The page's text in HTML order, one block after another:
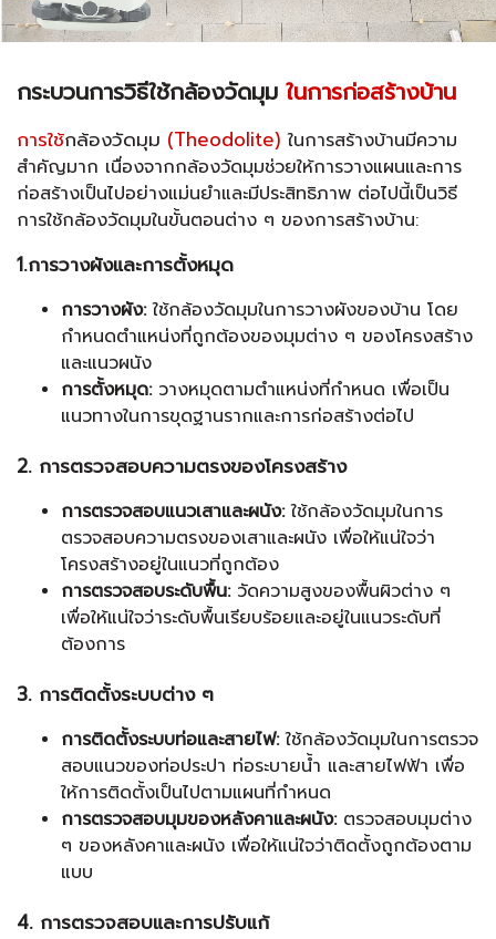
กระบวนการวิธีใช้กล้องวัดมุม ในการก่อสร้างบ้าน
การใช้กล้องวัดมุม (Theodolite) ในการสร้างบ้านมีความ
สำคัญมาก เนื่องจากกล้องวัดมุมช่วยให้การวางแผนและการ
ก่อสร้างเป็นไปอย่างแม่นยำและมีประสิทธิภาพ ต่อไปนี้เป็นวิธี
การใช้กล้องวัดมุมในขั้นตอนต่าง ๆ ของการสร้างบ้าน:
1.การวางผังและการตั้งหมุด
การวางผัง:ใช้กล้องวัดมุมในการวางผังของบ้าน โดย
กำหนดตำแหน่งที่ถูกต้องของมุมต่าง ๆ ของโครงสร้าง
และแนวผนัง
การตั้งหมุด:วางหมุดตามตำแหน่งที่กำหนด เพื่อเป็น
แนวทางในการขุดฐานรากและการก่อสร้างต่อไป
2. การตรวจสอบความตรงของโครงสร้าง
การตรวจสอบแนวเสาและผนัง:ใช้กล้องวัดมุมในการ
ตรวจสอบความตรงของเสาและผนัง เพื่อให้แน่ใจว่า
โครงสร้างอยู่ในแนวที่ถูกต้อง
การตรวจสอบระดับพื้น:วัดความสูงของพื้นผิวต่าง ๆ
เพื่อให้แน่ใจว่าระดับพื้นเรียบร้อยและอยู่ในแนวระดับที่
ต้องการ
3. การติดตั้งระบบต่าง ๆ
การติดตั้งระบบท่อและสายไฟ:ใช้กล้องวัดมุมในการตรวจ
สอบแนวของท่อประปา ท่อระบายน้ำ และสายไฟฟ้า เพื่อ
ให้การติดตั้งเป็นไปตามแผนที่กำหนด
การตรวจสอบมุมของหลังคาและผนัง:ตรวจสอบมุมต่าง
ๆ ของหลังคาและผนัง เพื่อให้แน่ใจว่าติดตั้งถูกต้องตาม
แบบ
4. การตรวจสอบและการปรับแก้